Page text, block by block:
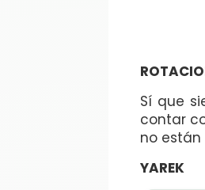
Sí que
contar
no
YAREK